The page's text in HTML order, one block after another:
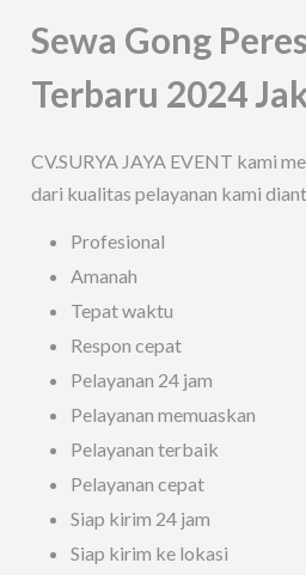
Sewa Gong
Terbaru 2024
CV.SURYA JAYA EVENT kami
dari kualitas pelayanan kami
Profesional
Amanah
Tepat waktu
Respon cepat
Pelayanan 24 jam
Pelayanan memuaskan
Pelayanan terbaik
Pelayanan cepat
Siap kirim 24 jam
Siap kirim ke lokasi